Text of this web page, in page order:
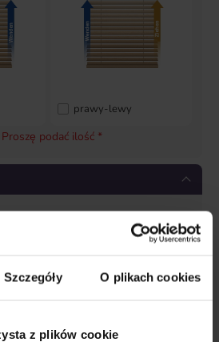
Szczegóły O plikach cookies
z plików cookie
prawy-lewy
podać ilość *